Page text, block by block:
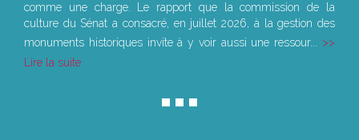
comme une charge. Le rapport que la commission de la
culture du Sénat a consacré, en juillet 2026, à la gestion des
monuments historiques invite à y voir aussi une ressour...
Lire la suite